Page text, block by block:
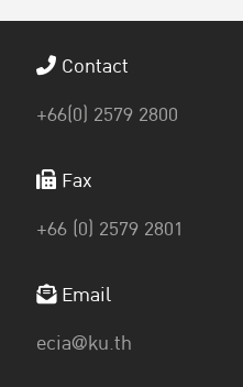
Contact
+66(0) 2579 2800
Fax
+66 (0) 2579 2801
Email
ecia@ku.th